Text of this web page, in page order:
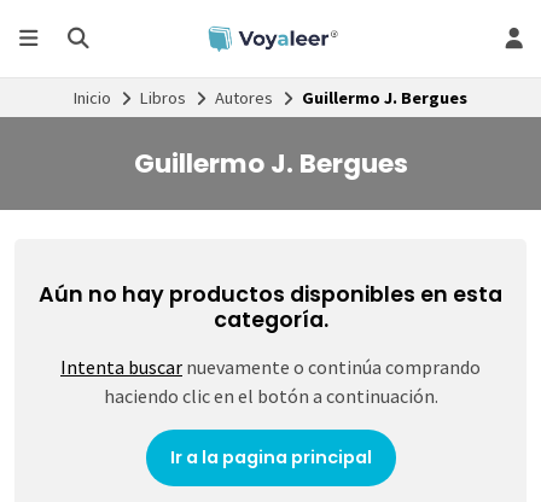
Inicio Libros Autores Guillermo J. Bergues
Guillermo J. Bergues
Aún no hay productos disponibles en esta
categoría.
Intenta buscar nuevamente o continúa comprando
haciendo clic en el botón a continuación.
Ir a la pagina principal